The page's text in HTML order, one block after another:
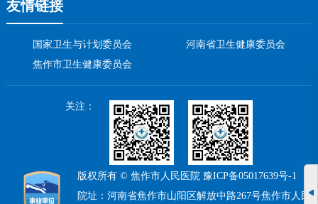
友情链接
国家卫生与计划委员会
河南省卫生健康委员会
焦作市卫生健康委员会
关注：
版权所有 © 焦作市人民医院 豫ICP备05017639号-1
院址：河南省焦作市山阳区解放中路267号焦作市人民